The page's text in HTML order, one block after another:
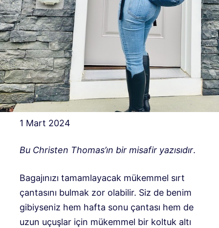
1 Mart 2024
Bu Christen Thomas’ın bir misafir yazısıdır.
Bagajınızı tamamlayacak mükemmel sırt
çantasını bulmak zor olabilir. Siz de benim
gibiyseniz hem hafta sonu çantası hem de
uzun uçuşlar için mükemmel bir koltuk altı